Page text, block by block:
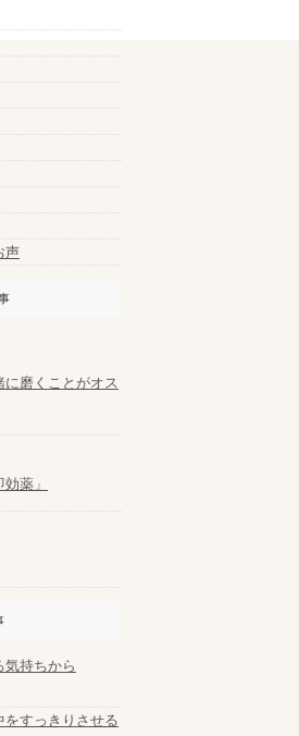
声
に磨くことがオス
薬」
気持ちから
すっきりさせる